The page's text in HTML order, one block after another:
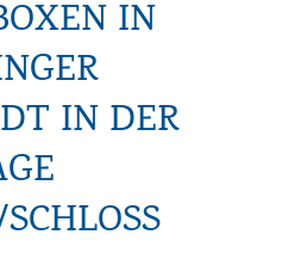
IN D
I
IN DER P
Z